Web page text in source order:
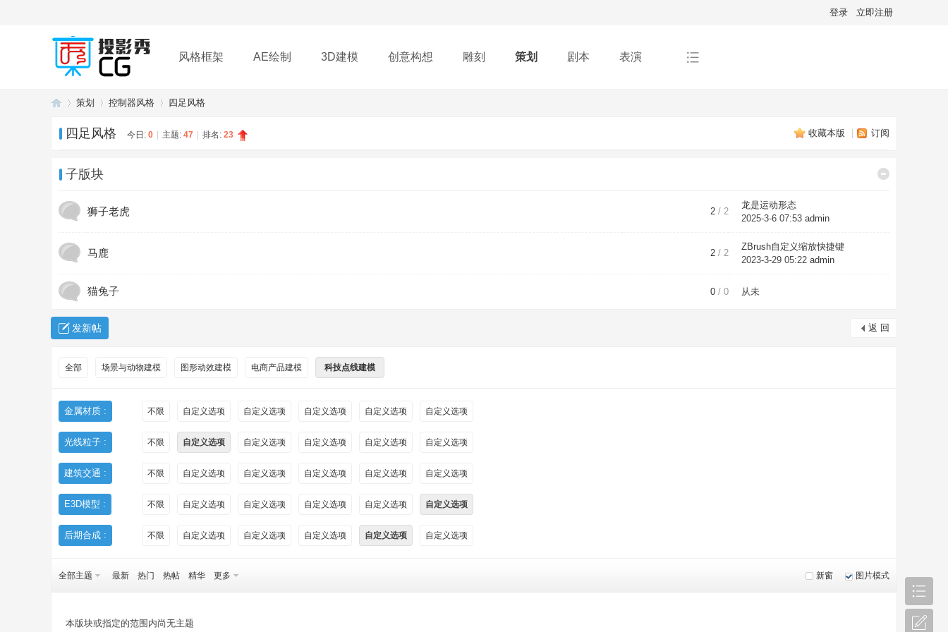
登录 立即注册
风格框架 AE绘制 3D建模 创意构想 雕刻 策划 剧本 表演
插件 帮助 下载
策划 控制器风格 四足风格
收藏本版 订阅
四足风格 今日: 0 主题: 47 排名: 23
子版块
狮子老虎 2 / 2
龙是运动形态
2025-3-6 07:53 admin
马鹿 2 / 2
ZBrush自定义缩放快捷键
2023-3-29 05:22 admin
猫兔子 0 / 0 从未
返 回
发新帖
全部 场景与动物建模 图形动效建模 电商产品建模 科技点线建模
金属材质 : 不限 自定义选项 自定义选项 自定义选项 自定义选项 自定义选项
光线粒子 : 不限 自定义选项 自定义选项 自定义选项 自定义选项 自定义选项
建筑交通 : 不限 自定义选项 自定义选项 自定义选项 自定义选项 自定义选项
E3D模型 : 不限 自定义选项 自定义选项 自定义选项 自定义选项 自定义选项
后期合成 : 不限 自定义选项 自定义选项 自定义选项 自定义选项 自定义选项
新窗
全部主题 最新 热门 热帖 精华 更多 图片模式
本版块或指定的范围内尚无主题